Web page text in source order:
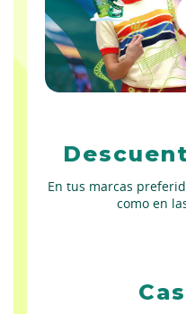
En tus marcas
como en